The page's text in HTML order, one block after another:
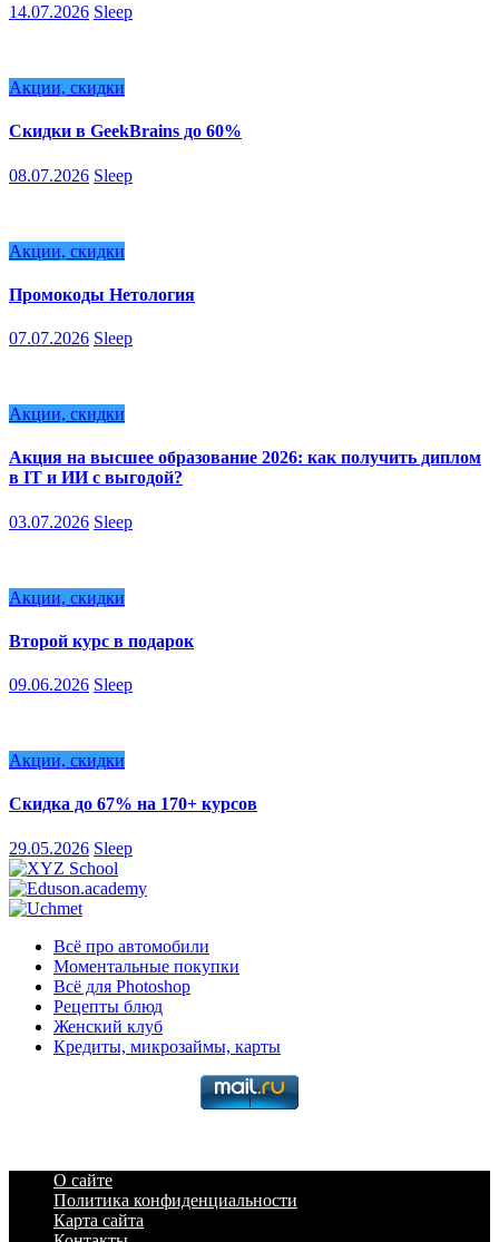
14.07.2026 Sleep
Акции, скидки
Скидки в GeekBrains до 60%
08.07.2026 Sleep
Акции, скидки
Промокоды Нетология
07.07.2026 Sleep
Акции, скидки
Акция на высшее образование 2026: как получить диплом
в IT и ИИ с выгодой?
03.07.2026 Sleep
Акции, скидки
Второй курс в подарок
09.06.2026 Sleep
Акции, скидки
Скидка до 67% на 170+ курсов
29.05.2026 Sleep
Всё про автомобили
Моментальные покупки
Всё для Photoshop
Рецепты блюд
Женский клуб
Кредиты, микрозаймы, карты
О сайте
Политика конфиденциальности
Карта сайта